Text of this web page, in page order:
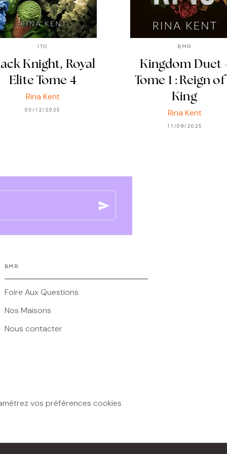
ITO
Knight, Royal
Elite Tome 4
Rina Kent
03/12/2025
BMR
Kingdom Duet
Tome 1 : Reign
King
Rina Kent
11/09/2025
send
BMR
Foire Aux Questions
Nos Maisons
Nous contacter
vos préférences cookies